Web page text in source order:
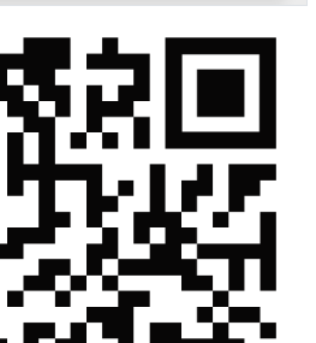
khởi nghiệp đổi mới sáng tạo
chưa có sự đột phá
nghệ mới, công nghệ tương lai
đến bạn bè trong nước và quốc tế